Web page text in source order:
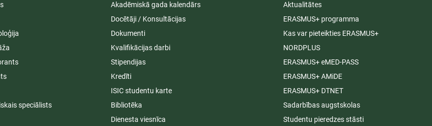
speciālists
Akadēmiskā gada kalendārs
Docētāji / Konsultācijas
Dokumenti
Kvalifikācijas darbi
Stipendijas
Kredīti
ISIC studentu karte
Bibliotēka
Dienesta viesnīca
Aktualitātes
ERASMUS+ programma
Kas var pieteikties ERASMUS+
NORDPLUS
ERASMUS+ eMED-PASS
ERASMUS+ AMiDE
ERASMUS+ DTNET
Sadarbības augstskolas
Studentu pieredzes stāsti